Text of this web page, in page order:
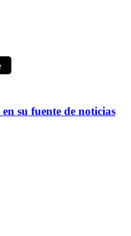
en su fuente de noticias